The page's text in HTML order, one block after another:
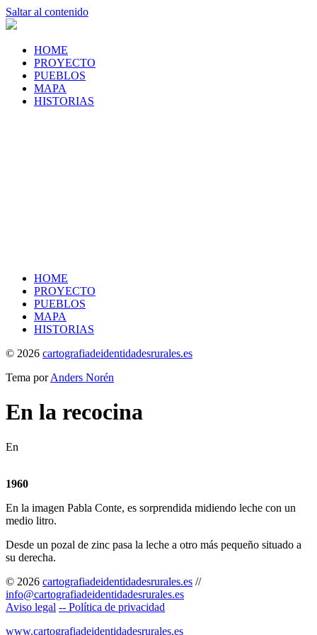
Saltar al contenido
HOME
PROYECTO
PUEBLOS
MAPA
HISTORIAS
HOME
PROYECTO
PUEBLOS
MAPA
HISTORIAS
© 2026 cartografiadeidentidadesrurales.es
Tema porAnders Norén
En la recocina
En
1960
En la imagen Pabla Conte, es sorprendida midiendo leche con un
medio litro.
Desde un pozal de zinc pasa la leche a otro más pequeño situado a
su derecha.
© 2026 cartografiadeidentidadesrurales.es //
info@cartografiadeidentidadesrurales.es
Aviso legal -- Política de privacidad
www.cartografiadeidentidadesrurales.es